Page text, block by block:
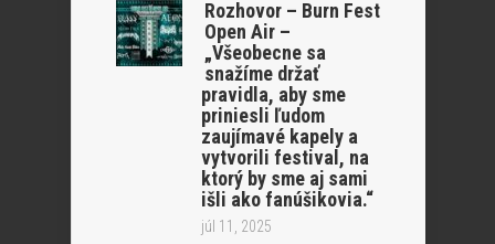
Rozhovor – Burn Fest
Open Air –
„Všeobecne sa
snažíme držať
pravidla, aby sme
priniesli ľudom
zaujímavé kapely a
vytvorili festival, na
ktorý by sme aj sami
išli ako fanúšikovia.“
júl 11, 2025